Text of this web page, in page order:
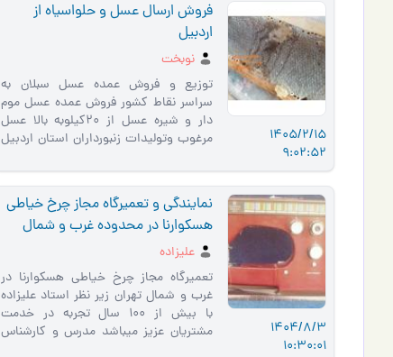
1405/2/15
9:02:52
فروش ارسال عسل و حلواسیاه از
اردبیل
نوبخت
توزیع و فروش عمده عسل سبلان به
سراسر نقاط کشور فروش عمده عسل موم
دار و شیره عسل از 20کیلوبه بالا عسل
مرغوب وتولیدات زنبورداران استان اردبیل
1404/8/3
10:30:01
نمایندگی و تعمیرگاه مجاز چرخ خیاطی
هسکوارنا در محدوده غرب و شمال
تهرانعلیزاده
تعمیرگاه مجاز چرخ خیاطی هسکوارنا در
غرب و شمال تهران زیر نظر استاد علیزاده
با بیش از 100 سال تجربه در خدمت
مشتریان عزیز میباشد مدرس و کارشناس